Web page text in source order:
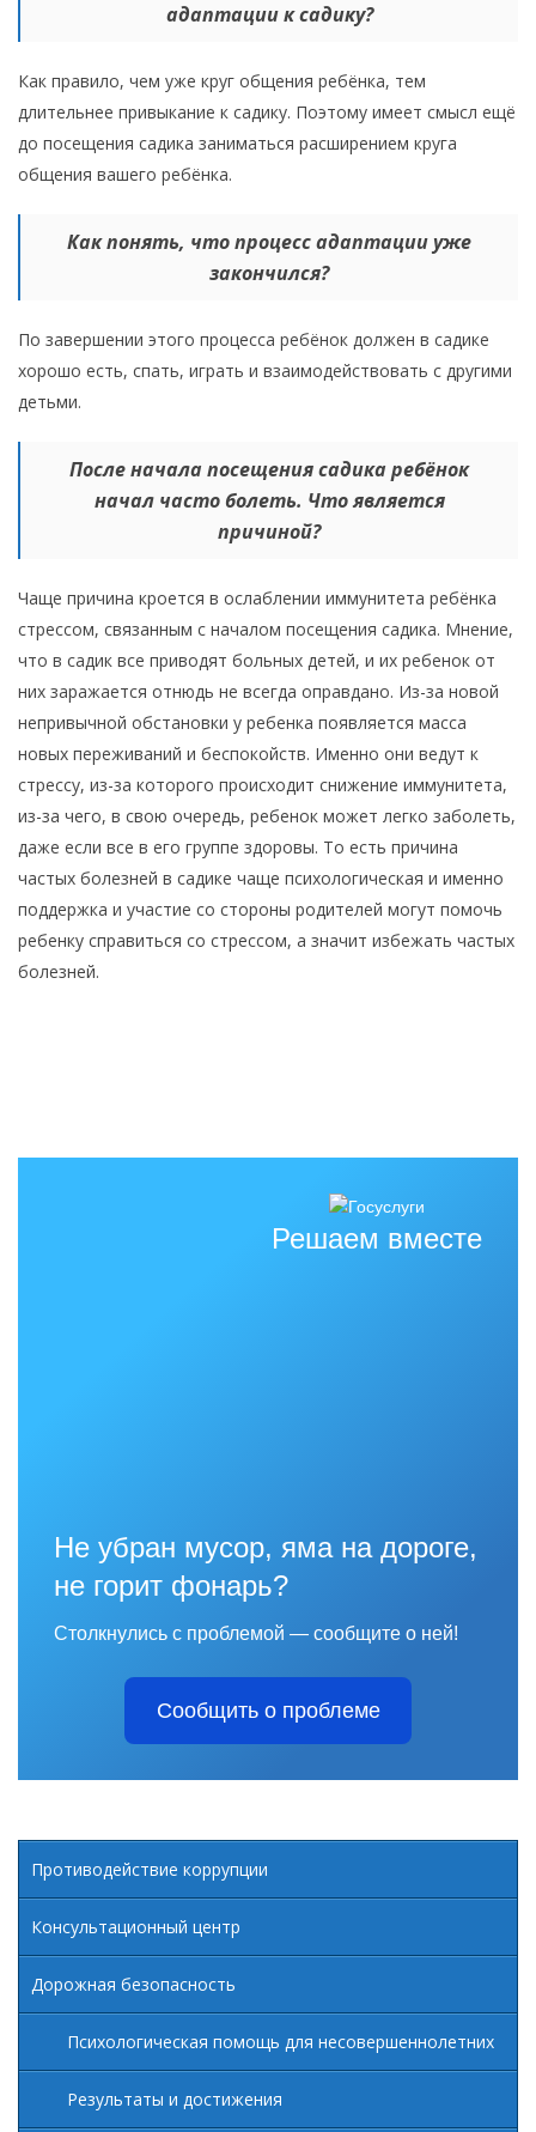
адаптации к садику?
Как правило, чем уже круг общения ребёнка, тем
длительнее привыкание к садику. Поэтому имеет смысл ещё
до посещения садика заниматься расширением круга
общения вашего ребёнка.
Как понять, что процесс адаптации уже
закончился?
По завершении этого процесса ребёнок должен в садике
хорошо есть, спать, играть и взаимодействовать с другими
детьми.
После начала посещения садика ребёнок
начал часто болеть. Что является
причиной?
Чаще причина кроется в ослаблении иммунитета ребёнка
стрессом, связанным с началом посещения садика. Мнение,
что в садик все приводят больных детей, и их ребенок от
них заражается отнюдь не всегда оправдано. Из-за новой
непривычной обстановки у ребенка появляется масса
новых переживаний и беспокойств. Именно они ведут к
стрессу, из-за которого происходит снижение иммунитета,
из-за чего, в свою очередь, ребенок может легко заболеть,
даже если все в его группе здоровы. То есть причина
частых болезней в садике чаще психологическая и именно
поддержка и участие со стороны родителей могут помочь
ребенку справиться со стрессом, а значит избежать частых
болезней.
Решаем вместе
Не убран мусор, яма на дороге,
не горит фонарь?
Столкнулись с проблемой — сообщите о ней!
Сообщить о проблеме
Противодействие коррупции
Консультационный центр
Дорожная безопасность
Психологическая помощь для несовершеннолетних
Результаты и достижения